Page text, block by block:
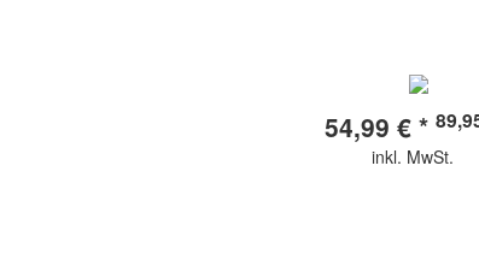
54,99 € *
inkl. MwSt.